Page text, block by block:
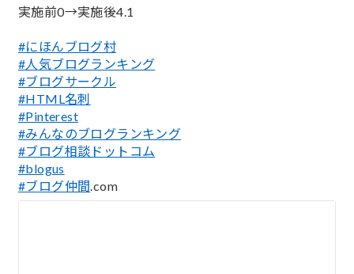
実施前0→実施後4.1
#にほんブログ村
#人気ブログランキング
#ブログサークル
#HTML名刺
#Pinterest
#みんなのブログランキング
#ブログ相談ドットコム
#blogus
#ブログ仲間 .com